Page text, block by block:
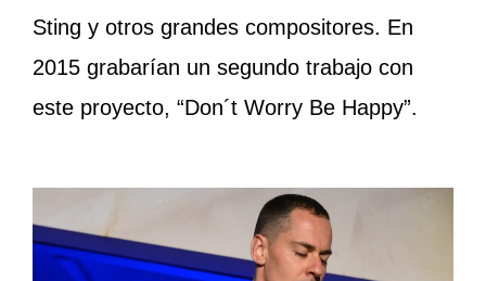
Sting y otros grandes compositores. En
2015 grabarían un segundo trabajo con
este proyecto, “Don´t Worry Be Happy”.